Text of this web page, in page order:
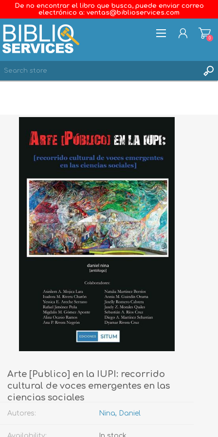
De no encontrar el libro que busca, puede enviar correo
electrónico a: ventas@biblioservices.com
WISHLIST
0
0
Arte [Publico] en la IUPI: recorrido
cultural de voces emergentes en las
ciencias sociales
Autores: Nina, Daniel